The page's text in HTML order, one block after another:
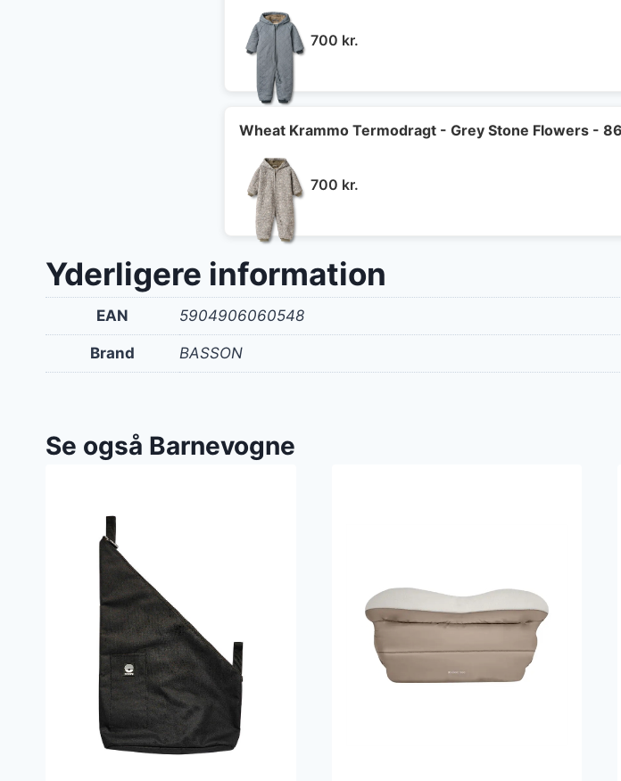
700 kr.
Wheat Krammo Termodragt - Grey Stone Flowers - 86
700 kr.
Yderligere information
EAN 5904906060548
Brand BASSON
Se også Barnevogne